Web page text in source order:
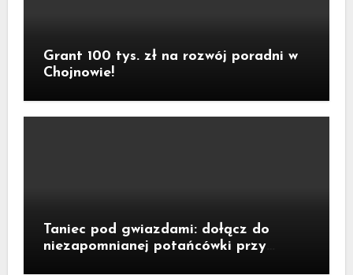
Grant 100 tys. zł na rozwój poradni w
Chojnowie!
Taniec pod gwiazdami: dołącz do
niezapomnianej potańcówki przy